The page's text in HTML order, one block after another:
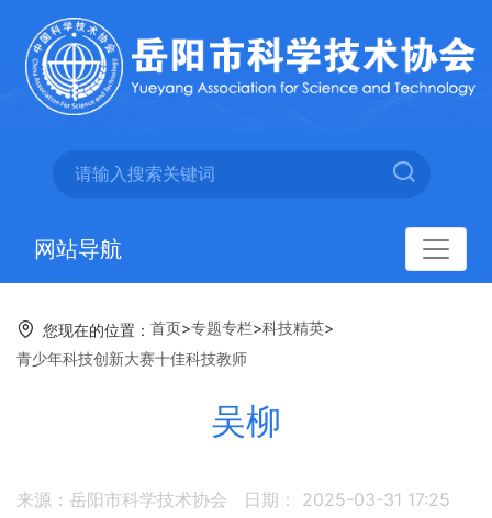
网站导航
您现在的位置： 首页>专题专栏>科技精英>
青少年科技创新大赛十佳科技教师
吴柳
来源：岳阳市科学技术协会
日期： 2025-03-31 17:25